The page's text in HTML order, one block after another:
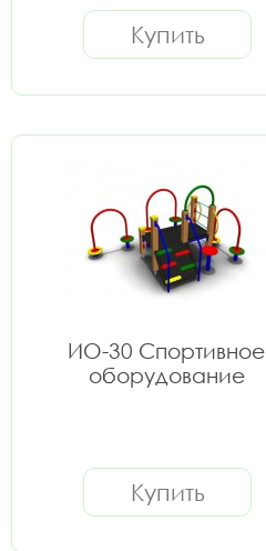
Купить
ИО-30 Спортивное
оборудование
Купить